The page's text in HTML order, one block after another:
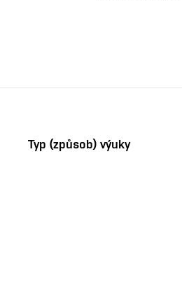
Typ (způsob) výuky